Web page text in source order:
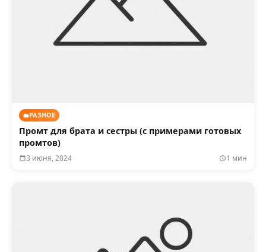
РАЗНОЕ
Промт для брата и сестры (с примерами готовых
промтов)
3 июня, 2024 1 мин